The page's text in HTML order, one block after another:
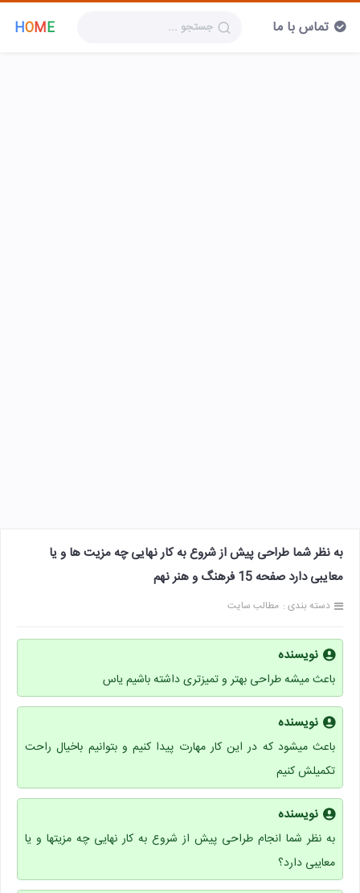
HOME تماس با ما
به نظر شما طراحی پیش از شروع به کار نهایی چه مزیت ها و یا
معایبی دارد صفحه 15 فرهنگ و هنر نهم
دسته بندی : مطالب سایت
نویسنده
باعث میشه طراحی بهتر و تمیزتری داشته باشیم یاس
نویسنده
باعث میشود که در این کار مهارت پیدا کنیم و بتوانیم باخیال راحت
تکمیلش کنیم
نویسنده
به نظر شما انجام طراحی پیش از شروع به کار نهایی چه مزیتها و یا
معایبی دارد؟